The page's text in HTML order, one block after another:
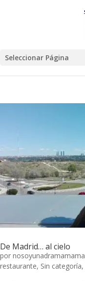
Seleccionar Página
De Madrid… al cielo
por nosoyunadramamama
restaurante, Sin categoría,